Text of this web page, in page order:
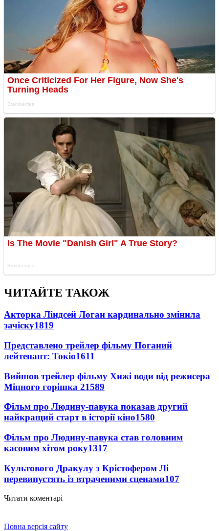
ЧИТАЙТЕ ТАКОЖ
Акторка Ліндсей Логан кардинально змінила
зачіску1819
Представлено трейлер фільму Поганий
лейтенант: Токіо1611
Вийшов трейлер фільму Хижі води від режисера
Міцного горішка 21589
Фільм про Людину-павука показав другий
найкращий старт в історії кіно1580
Фільм про Людину-павука став головним
касовим хітом року1317
Культового Дракулу з Крістофером Лі
перевипустять із втраченими сценами107
Читати коментарі
Повна версія сайту